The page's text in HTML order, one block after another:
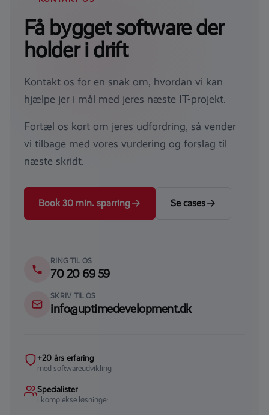
Få bygget software der
holder i drift
Kontakt os for en snak om, hvordan vi kan
hjælpe jer i mål med jeres næste IT-projekt.
Fortæl os kort om jeres udfordring, så vender
vi tilbage med vores vurdering og forslag til
næste skridt.
Book 30 min. sparring Se cases
RING TIL OS
70 20 69 59
SKRIV TIL OS
info@uptimedevelopment.dk
+20 års erfaring
med softwareudvikling
Specialister
i komplekse løsninger